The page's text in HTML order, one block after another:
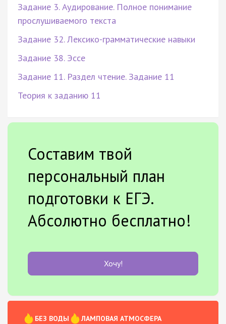
Задание 3. Аудирование. Полное понимание
прослушиваемого текста
Задание 32. Лексико-грамматические навыки
Задание 38. Эссе
Задание 11. Раздел чтение. Задание 11
Теория к заданию 11
Составим твой
персональный план
подготовки к ЕГЭ.
Абсолютно бесплатно!
Хочу!
БЕЗ ВОДЫ
ЛАМПОВАЯ АТМОСФЕРА